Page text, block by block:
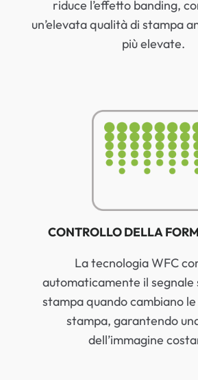
riduce l’effetto banding,
un’elevata qualità di stampa
più elevate.
CONTROLLO DELLA
La tecnologia WFC
automaticamente il segnale
stampa quando cambiano
stampa, garantendo
dell’immagine